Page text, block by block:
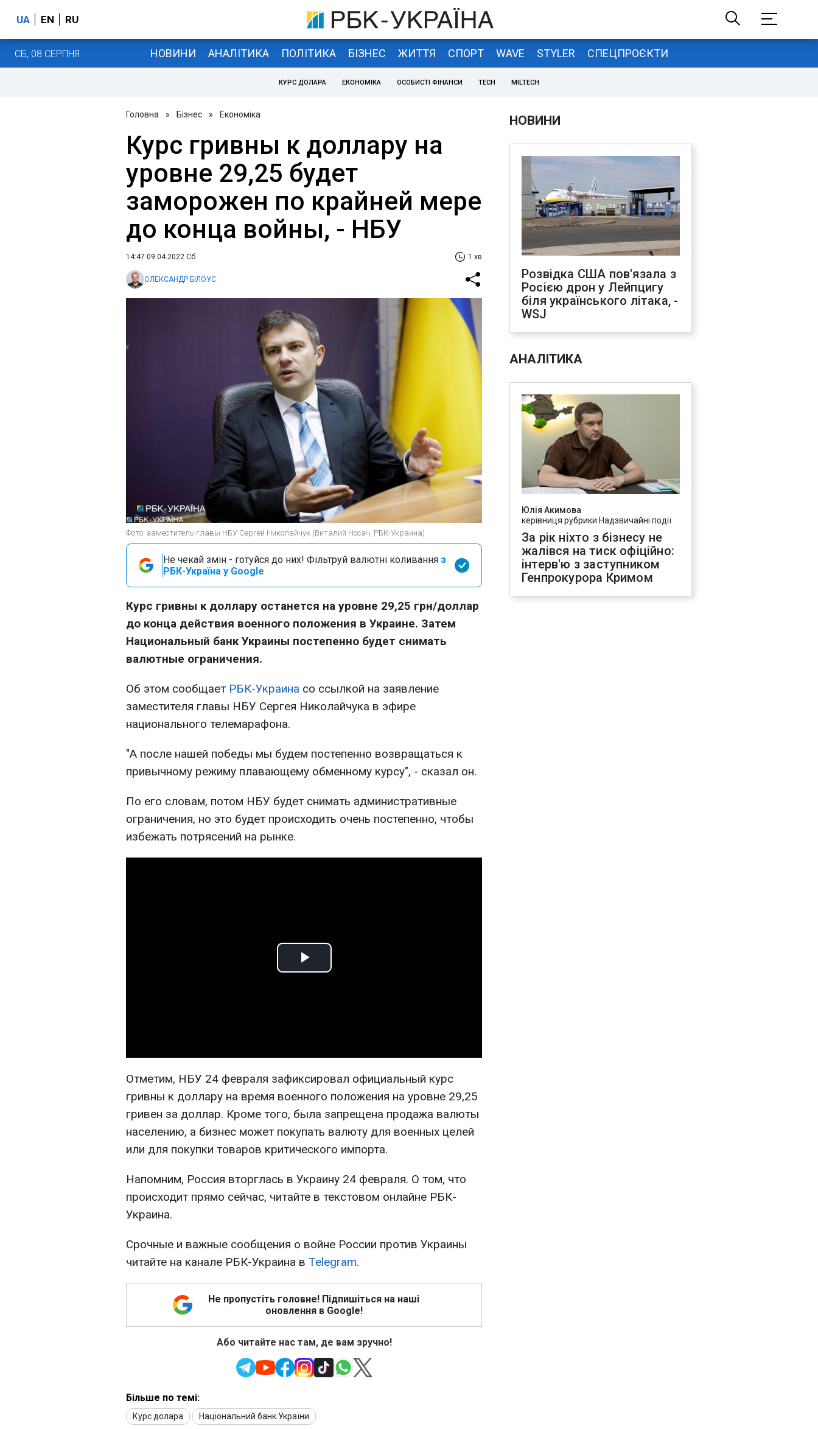
UA EN RU
СБ, 08 СЕРПНЯ НОВИНИ АНАЛІТИКА ПОЛІТИКА БІЗНЕС ЖИТТЯ СПОРТ WAVE STYLER СПЕЦПРОЄКТИ
КУРС ДОЛАРА ЕКОНОМІКА ОСОБИСТІ ФІНАНСИ TECH MILTECH
Головна » Бізнес » Економіка
Курс гривны к доллару на
уровне 29,25 будет
заморожен по крайней мере
до конца войны, - НБУ
14:47 09.04.2022 Сб 1 хв
ОЛЕКСАНДР БІЛОУС
Фото: заместитель главы НБУ Сергей Николайчук (Виталий Носач, РБК-Украина)
Не чекай змін - готуйся до них! Фільтруй валютні коливання з
РБК-Україна у Google
Курс гривны к доллару останется на уровне 29,25 грн/доллар
до конца действия военного положения в Украине. Затем
Национальный банк Украины постепенно будет снимать
валютные ограничения.
Об этом сообщает РБК-Украина со ссылкой на заявление
заместителя главы НБУ Сергея Николайчука в эфире
национального телемарафона.
"А после нашей победы мы будем постепенно возвращаться к
привычному режиму плавающему обменному курсу", - сказал он.
По его словам, потом НБУ будет снимать административные
ограничения, но это будет происходить очень постепенно, чтобы
избежать потрясений на рынке.
Play
Отметим, НБУ 24 февраля зафиксировал официальный курс
гривны к доллару на время военного положения на уровне 29,25
гривен за доллар. Кроме того, была запрещена продажа валюты
населению, а бизнес может покупать валюту для военных целей
или для покупки товаров критического импорта.
Напомним, Россия вторглась в Украину 24 февраля. О том, что
происходит прямо сейчас, читайте в текстовом онлайне РБК-
Украина.
Срочные и важные сообщения о войне России против Украины
читайте на канале РБК-Украина в Telegram.
Не пропустіть головне! Підпишіться на наші
оновлення в Google!
Або читайте нас там, де вам зручно!
Більше по темі:
Курс долара Національний банк України
НОВИНИ
Розвідка США пов'язала з
Росією дрон у Лейпцигу
біля українського літака, -
WSJ
АНАЛІТИКА
Юлія Акимова
керівниця рубрики Надзвичайні події
За рік ніхто з бізнесу не
жалівся на тиск офіційно:
інтерв'ю з заступником
Генпрокурора Кримом